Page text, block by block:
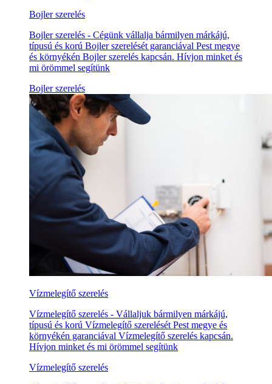
Bojler szerelés
Bojler szerelés - Cégünk vállalja bármilyen márkájú,
típusú és korú Bojler szerelését garanciával Pest megye
és környékén Bojler szerelés kapcsán. Hívjon minket és
mi örömmel segítünk
Bojler szerelés
Vízmelegítő szerelés
Vízmelegítő szerelés - Vállaljuk bármilyen márkájú,
típusú és korú Vízmelegítő szerelését Pest megye és
környékén garanciával Vízmelegítő szerelés kapcsán.
Hívjon minket és mi örömmel segítünk
Vízmelegítő szerelés